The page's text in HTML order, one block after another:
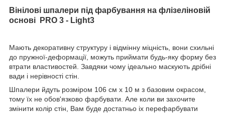
Вінілові шпалери під фарбування на флізеліновій
основі
PRO 3 - Light3
Мають декоративну структуру і відмінну міцність, вони схильні
до пружної-деформації, можуть приймати будь-яку форму без
втрати властивостей. Завдяки чому ідеально маскують дрібні
вади і нерівності стін.
Шпалери йдуть розміром 106 см х 10 м з базовим окрасом,
тому їх не обов'язково фарбувати. Але коли ви захочите
змінити колір стін, Вам буде достатньо іх перефарбувати